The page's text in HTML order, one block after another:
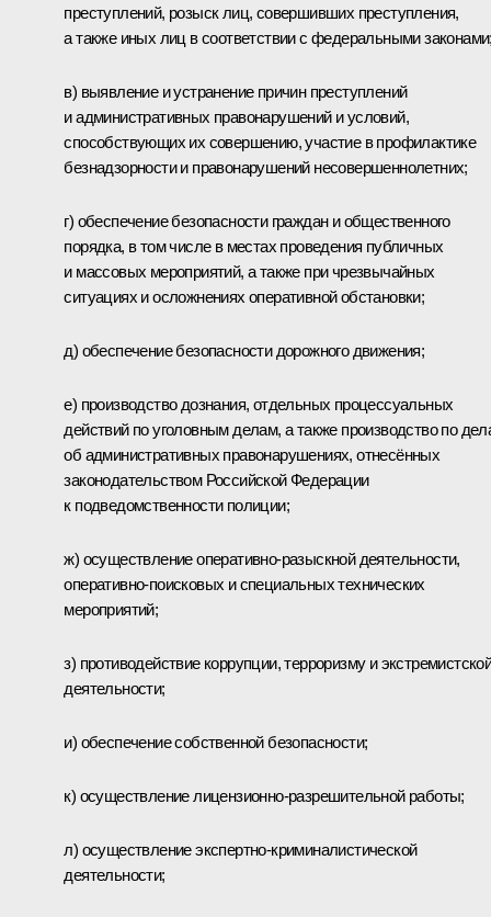
преступлений, розыск лиц, совершивших преступления,
а также иных лиц в соответствии с федеральными
в) выявление и устранение причин преступлений
и административных правонарушений и условий,
способствующих их совершению, участие в профилактике
безнадзорности и правонарушений несовершеннолетних;
г) обеспечение безопасности граждан и общественного
порядка, в том числе в местах проведения публичных
и массовых мероприятий, а также при чрезвычайных
ситуациях и осложнениях оперативной обстановки;
д) обеспечение безопасности дорожного движения;
е) производство дознания, отдельных процессуальных
действий по уголовным делам, а также производство по
об административных правонарушениях, отнесённых
законодательством Российской Федерации
к подведомственности полиции;
ж) осуществление оперативно-разыскной деятельности,
оперативно-поисковых и специальных технических
мероприятий;
з) противодействие коррупции, терроризму и
деятельности;
и) обеспечение собственной безопасности;
к) осуществление лицензионно-разрешительной работы;
л) осуществление экспертно-криминалистической
деятельности;